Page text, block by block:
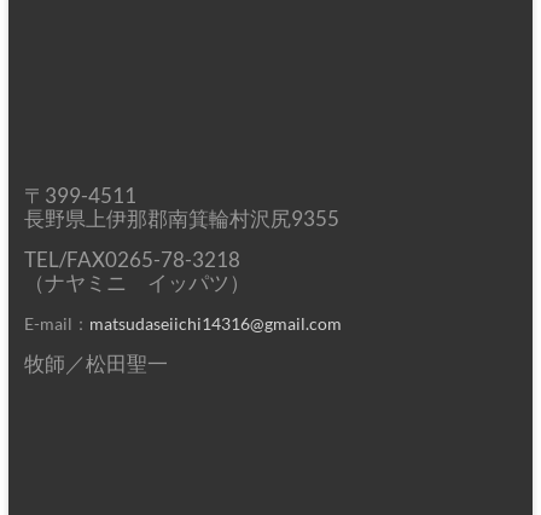
〒399-4511
長野県上伊那郡南箕輪村沢尻9355
TEL/FAX0265-78-3218
（ナヤミニ イッパツ）
E-mail： matsudaseiichi14316@gmail.com
牧師／松田聖一